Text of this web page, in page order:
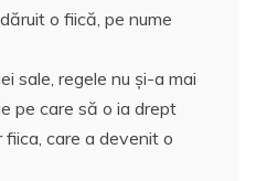
o fiică, pe nume
sale, regele nu şi-a mai
pe care să o ia drept
care a devenit o